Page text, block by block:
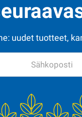
uudet tuotteet,